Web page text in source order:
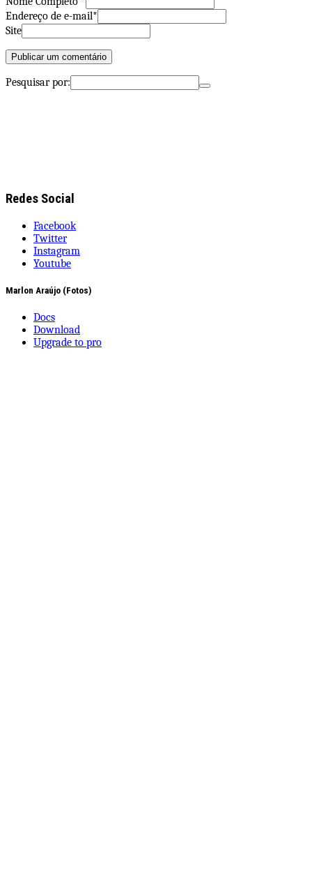
Endereço de e-mail*
Site
Pesquisar por:
Redes Social
Facebook
Twitter
Instagram
Youtube
Marlon Araújo (Fotos)
Docs
Download
Upgrade to pro